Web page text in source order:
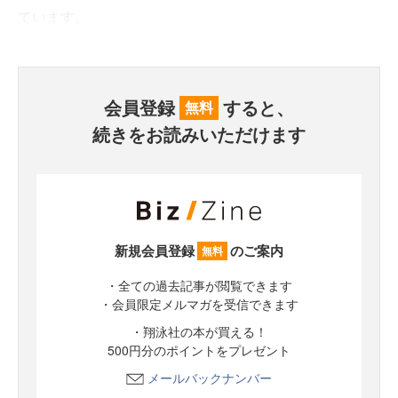
会員登録 無料 すると、
続きをお読みいただけます
新規会員登録 無料 のご案内
・全ての過去記事が閲覧できます
・会員限定メルマガを受信できます
・翔泳社の本が買える！
500円分のポイントをプレゼント
メールバックナンバー